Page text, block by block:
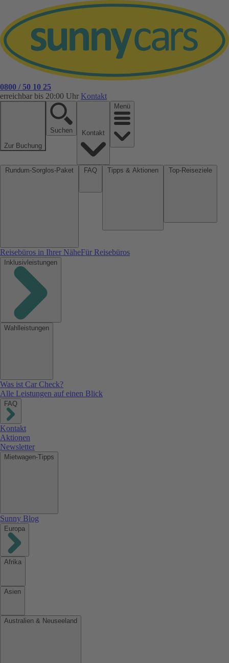
0800 / 50 10 25
erreichbar bis 20:00 Uhr Kontakt
Zur Buchung
Suchen
Menü
Reisebüros in Ihrer NäheFür Reisebüros
Inklusivleistungen
Wahlleistungen
Was ist Car Check?
Alle Leistungen auf einen Blick
FAQ
Kontakt
Aktionen
Newsletter
Mietwagen-Tipps
Sunny Blog
Europa
Afrika
Asien
Australien & Neuseeland